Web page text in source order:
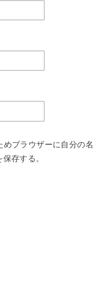
ブラウザーに自分の名
存する。